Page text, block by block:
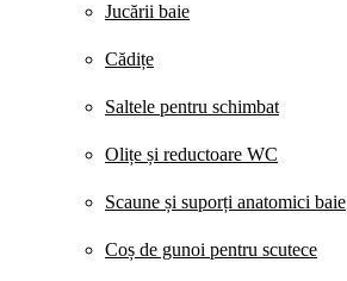
Jucării baie
Cădițe
Saltele pentru schimbat
Olițe și reductoare WC
Scaune și suporți anatomici baie
Coș de gunoi pentru scutece